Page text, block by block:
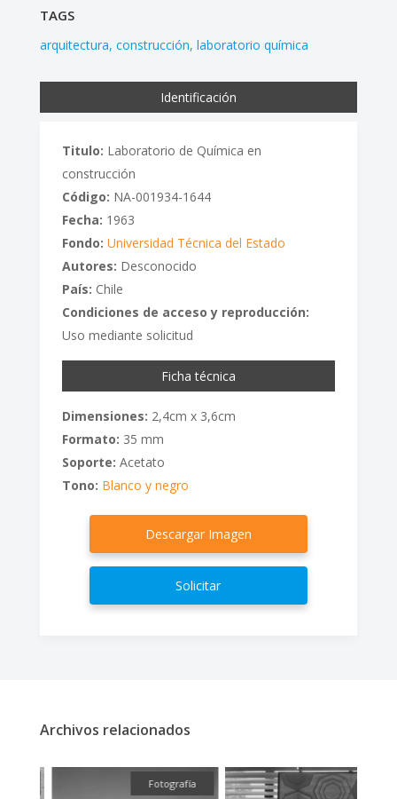
TAGS
arquitectura construcción laboratorio química
Identificación
Titulo: Laboratorio de Química en
construcción
Código: NA-001934-1644
Fecha: 1963
Fondo: Universidad Técnica del Estado
Autores: Desconocido
País: Chile
Condiciones de acceso y reproducción:
Uso mediante solicitud
Ficha técnica
Dimensiones: 2,4cm x 3,6cm
Formato: 35 mm
Soporte: Acetato
Tono: Blanco y negro
Descargar Imagen
Solicitar
Archivos relacionados
Fotografía